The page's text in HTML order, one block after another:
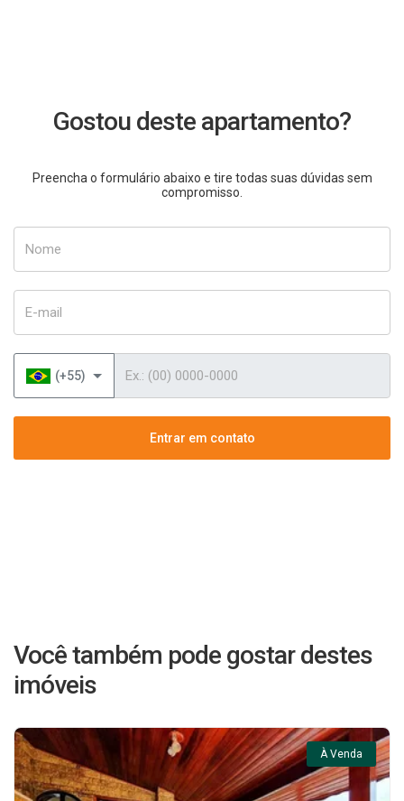
Gostou deste apartamento?
Preencha o formulário abaixo e tire todas suas dúvidas sem
compromisso.
(+55)
Entrar em contato
Você também pode gostar destes
imóveis
À Venda